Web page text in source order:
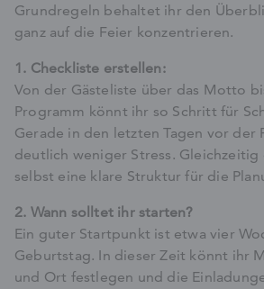
Grundregeln behaltet ihr den
ganz auf die Feier konzentrieren.
1. Checkliste erstellen:
Von der Gästeliste über das Motto
Programm könnt ihr so Schritt für
Gerade in den letzten Tagen vor der
deutlich weniger Stress.
selbst eine klare Struktur für die
2. Wann solltet ihr starten?
Ein guter Startpunkt ist etwa vier
Geburtstag. In dieser Zeit könnt ihr
und Ort festlegen und die